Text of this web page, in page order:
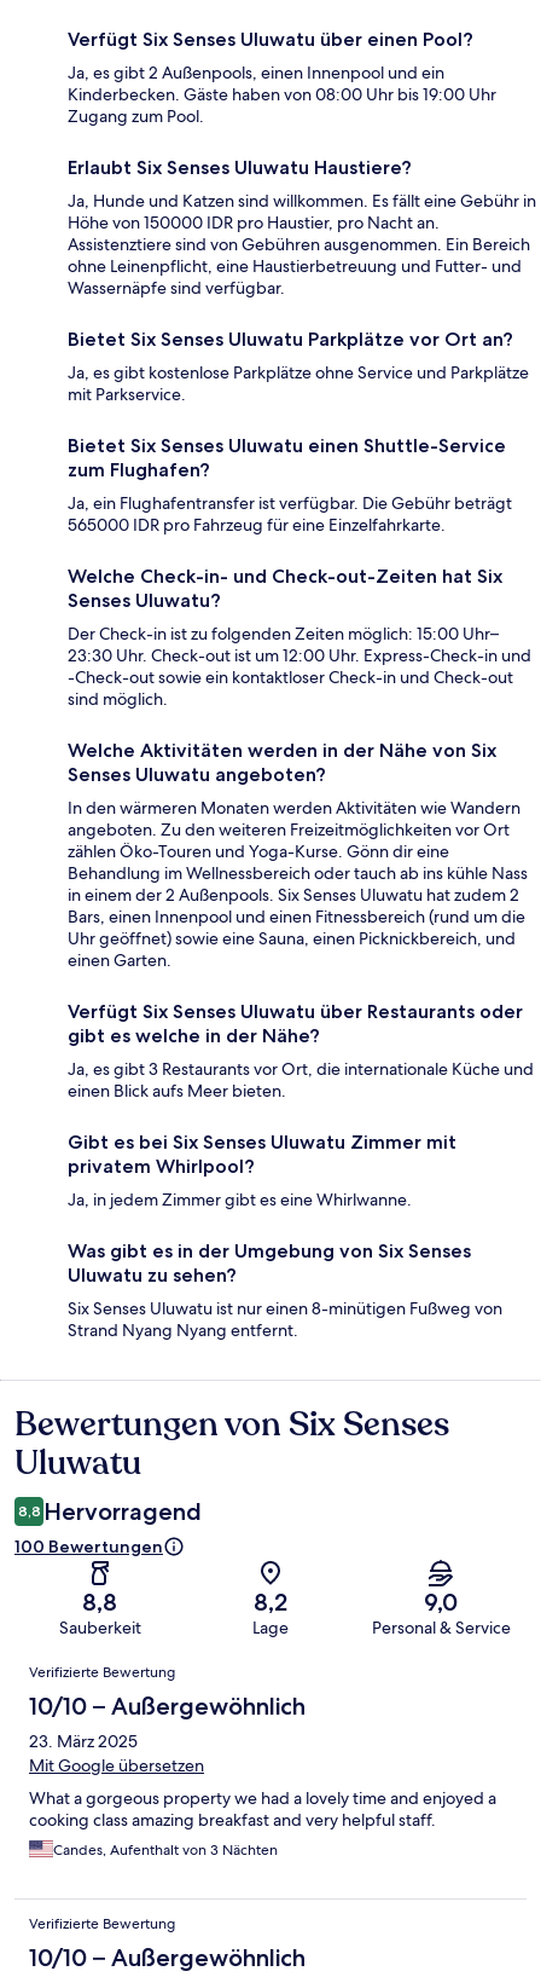
Verfügt Six Senses Uluwatu über einen Pool?
Ja, es gibt 2 Außenpools, einen Innenpool und ein
Kinderbecken. Gäste haben von 08:00 Uhr bis 19:00 Uhr
Zugang zum Pool.
Erlaubt Six Senses Uluwatu Haustiere?
Ja, Hunde und Katzen sind willkommen. Es fällt eine Gebühr in
Höhe von 150000 IDR pro Haustier, pro Nacht an.
Assistenztiere sind von Gebühren ausgenommen. Ein Bereich
ohne Leinenpflicht, eine Haustierbetreuung und Futter- und
Wassernäpfe sind verfügbar.
Bietet Six Senses Uluwatu Parkplätze vor Ort an?
Ja, es gibt kostenlose Parkplätze ohne Service und Parkplätze
mit Parkservice.
Bietet Six Senses Uluwatu einen Shuttle-Service
zum Flughafen?
Ja, ein Flughafentransfer ist verfügbar. Die Gebühr beträgt
565000 IDR pro Fahrzeug für eine Einzelfahrkarte.
Welche Check-in- und Check-out-Zeiten hat Six
Senses Uluwatu?
Der Check-in ist zu folgenden Zeiten möglich: 15:00 Uhr–
23:30 Uhr. Check-out ist um 12:00 Uhr. Express-Check-in und
-Check-out sowie ein kontaktloser Check-in und Check-out
sind möglich.
Welche Aktivitäten werden in der Nähe von Six
Senses Uluwatu angeboten?
In den wärmeren Monaten werden Aktivitäten wie Wandern
angeboten. Zu den weiteren Freizeitmöglichkeiten vor Ort
zählen Öko-Touren und Yoga-Kurse. Gönn dir eine
Behandlung im Wellnessbereich oder tauch ab ins kühle Nass
in einem der 2 Außenpools. Six Senses Uluwatu hat zudem 2
Bars, einen Innenpool und einen Fitnessbereich (rund um die
Uhr geöffnet) sowie eine Sauna, einen Picknickbereich, und
einen Garten.
Verfügt Six Senses Uluwatu über Restaurants oder
gibt es welche in der Nähe?
Ja, es gibt 3 Restaurants vor Ort, die internationale Küche und
einen Blick aufs Meer bieten.
Gibt es bei Six Senses Uluwatu Zimmer mit
privatem Whirlpool?
Ja, in jedem Zimmer gibt es eine Whirlwanne.
Was gibt es in der Umgebung von Six Senses
Uluwatu zu sehen?
Six Senses Uluwatu ist nur einen 8-minütigen Fußweg von
Strand Nyang Nyang entfernt.
Bewertungen
Bewertungen von Six Senses
Uluwatu
8,8 Hervorragend
100 Bewertungen
8,8
Sauberkeit
8,2
Lage
9,0
Personal & Service
Bewertungen
Verifizierte Bewertung
10/10 – Außergewöhnlich
23. März 2025
Mit Google übersetzen
What a gorgeous property we had a lovely time and enjoyed a
cooking class amazing breakfast and very helpful staff.
Candes, Aufenthalt von 3 Nächten
Verifizierte Bewertung
10/10 – Außergewöhnlich